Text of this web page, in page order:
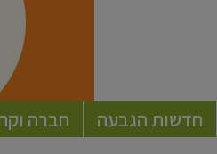
חדשות הגבעה חברה